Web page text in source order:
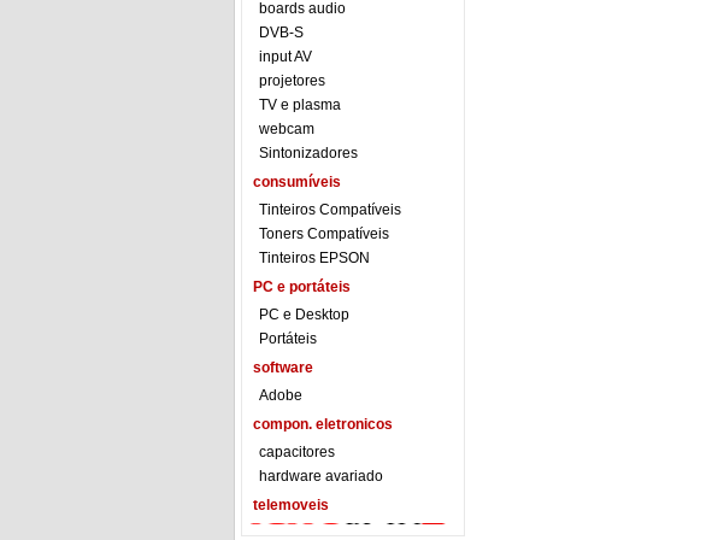
boards audio
DVB-S
input AV
projetores
TV e plasma
webcam
Sintonizadores
consumíveis
Tinteiros Compatíveis
Toners Compatíveis
Tinteiros EPSON
PC e portáteis
PC e Desktop
Portáteis
software
Adobe
compon. eletronicos
capacitores
hardware avariado
telemoveis